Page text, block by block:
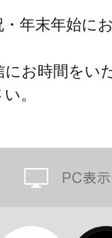
年末年始に
にお時間をい
。